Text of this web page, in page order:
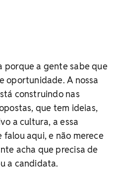
porque a gente sabe que
oportunidade. A nossa
construindo nas
que tem ideias,
a cultura, a essa
aqui, e não merece
acha que precisa de
a candidata.